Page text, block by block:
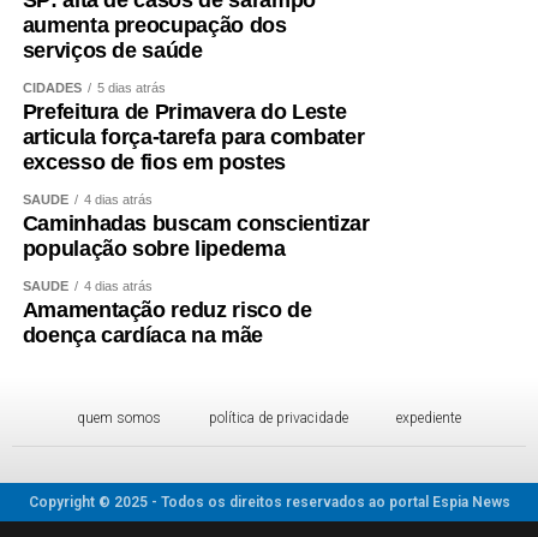
aumenta preocupação dos
serviços de saúde
CIDADES 5 dias atrás
Prefeitura de Primavera do Leste
articula força-tarefa para combater
excesso de fios em postes
SAÚDE 4 dias atrás
Caminhadas buscam conscientizar
população sobre lipedema
SAÚDE 4 dias atrás
Amamentação reduz risco de
doença cardíaca na mãe
quem somos política de privacidade expediente
Copyright © 2025 - Todos os direitos reservados ao portal Espia News